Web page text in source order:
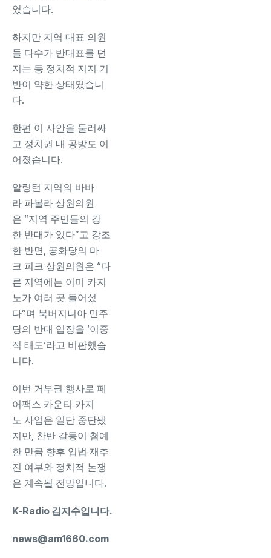
였습니다.
하지만 지역 대표 의원
들 다수가 반대표를 던
지는 등 정치적 지지 기
반이 약한 상태였습니
다.
한편 이 사안을 둘러싸
고 정치권 내 공방도 이
어졌습니다.
알링턴 지역의 바바
라 파볼라 상원의원
은 “지역 주민들의 강
한 반대가 있다”고 강조
한 반면, 공화당의 마
크 피크 상원의원은 “다
른 지역에는 이미 카지
노가 여러 곳 들어섰
다”며 북버지니아 민주
당의 반대 입장을 ‘이중
적 태도’라고 비판했습
니다.
이번 거부권 행사로 페
어팩스 카운티 카지
노 사업은 일단 중단됐
지만, 찬반 갈등이 첨예
한 만큼 향후 입법 재추
진 여부와 정치적 논쟁
은 계속될 전망입니다.
K-Radio 김지수입니다.
news@am1660.com